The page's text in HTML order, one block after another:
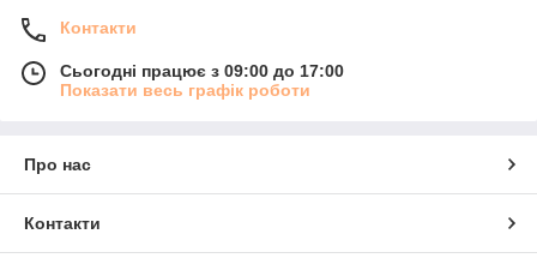
Контакти
Сьогодні працює з 09:00 до 17:00
Показати весь графік роботи
Про нас
Контакти